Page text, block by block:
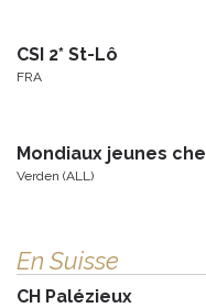
CSI 2* St-Lô
FRA
Mondiaux jeunes
Verden (ALL)
En Suisse
CH Palézieux